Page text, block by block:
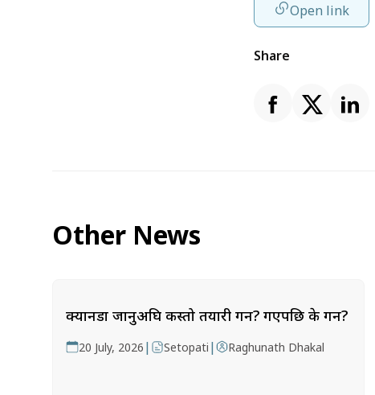
Open link
Share
Other News
क्यानडा जानुअघि कस्तो तयारी गर्ने? गएपछि के गर्ने?
20 July, 2026 | Setopati | Raghunath Dhakal